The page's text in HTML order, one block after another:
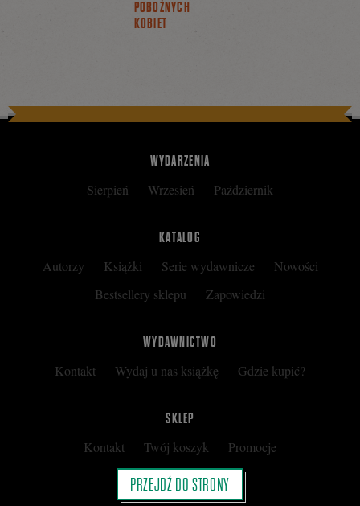
POBOŻNYCH
KOBIET
WYDARZENIA
Sierpień Wrzesień Październik
KATALOG
Autorzy Książki Serie wydawnicze
Nowości
Bestsellery sklepu
Zapowiedzi
WYDAWNICTWO
Kontakt Wydaj u nas książkę Gdzie kupić?
SKLEP
Kontakt Twój koszyk
Promocje
Kup kartę podarunkową
Nota prawna
PRZEJDŹ DO STRONY